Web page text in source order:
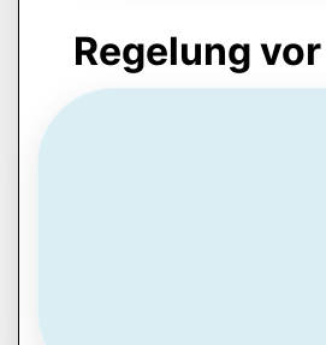
Regelung